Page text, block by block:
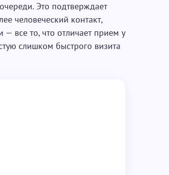
Это подтверждает
человеческий контакт,
все то, что отличает прием у
слишком быстрого визита